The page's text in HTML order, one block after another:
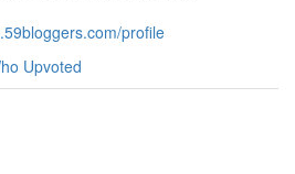
profile
Upvoted